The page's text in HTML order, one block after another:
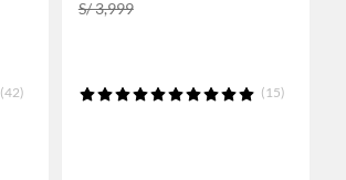
(42)
S/ 3,999
(15)